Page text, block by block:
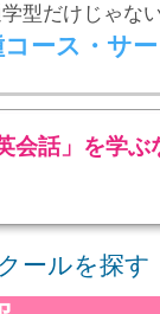
型だけじゃな
コース・サ
会話」を学ぶ
ールを探す